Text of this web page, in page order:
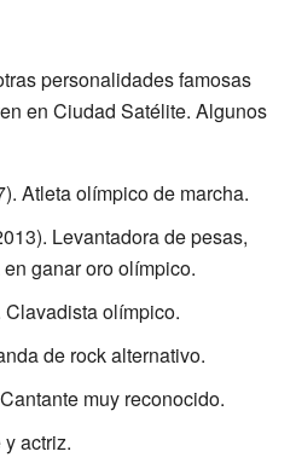
personalidades famosas
en Ciudad Satélite. Algunos
Atleta olímpico de marcha.
Levantadora de pesas,
ganar oro olímpico.
olímpico.
de rock alternativo.
muy reconocido.
actriz.